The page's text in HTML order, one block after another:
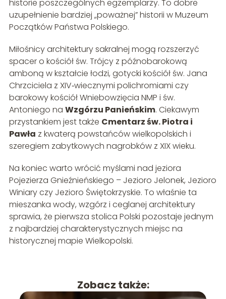
historie poszczególnych egzemplarzy. To dobre
uzupełnienie bardziej „poważnej” historii w Muzeum
Początków Państwa Polskiego.
Miłośnicy architektury sakralnej mogą rozszerzyć
spacer o kościół św. Trójcy z późnobarokową
amboną w kształcie łodzi, gotycki kościół św. Jana
Chrzciciela z XIV‑wiecznymi polichromiami czy
barokowy kościół Wniebowzięcia NMP i św.
Antoniego na Wzgórzu Panieńskim. Ciekawym
przystankiem jest także Cmentarz św. Piotra i
Pawła z kwaterą powstańców wielkopolskich i
szeregiem zabytkowych nagrobków z XIX wieku.
Na koniec warto wrócić myślami nad jeziora
Pojezierza Gnieźnieńskiego – Jezioro Jelonek, Jezioro
Winiary czy Jezioro Świętokrzyskie. To właśnie ta
mieszanka wody, wzgórz i ceglanej architektury
sprawia, że pierwsza stolica Polski pozostaje jednym
z najbardziej charakterystycznych miejsc na
historycznej mapie Wielkopolski.
Zobacz także: